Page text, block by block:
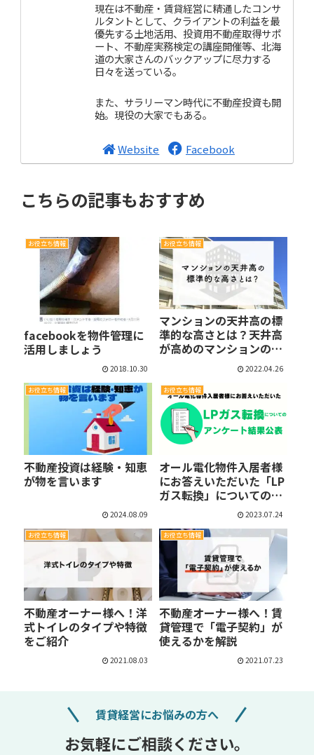
現在は不動産・賃貸経営に精通したコンサ
ルタントとして、クライアントの利益を最
優先する土地活用、投資用不動産取得サポ
ート、不動産実務検定の講座開催等、北海
道の大家さんのバックアップに尽力する
日々を送っている。
また、サラリーマン時代に不動産投資も開
始。現役の大家でもある。
Website Facebook
こちらの記事もおすすめ
お役立ち情報
facebookを物件管理に
活用しましょう
2018.10.30
お役立ち情報
マンションの天井高の標
準的な高さとは？天井高
が高めのマンションの
2022.04.26
お役立ち情報
不動産投資は経験・知恵
が物を言います
2024.08.09
お役立ち情報
オール電化物件入居者様
にお答えいただいた「LP
ガス転換」についての
2023.07.24
お役立ち情報
不動産オーナー様へ！洋
式トイレのタイプや特徴
をご紹介
2021.08.03
お役立ち情報
不動産オーナー様へ！賃
貸管理で「電子契約」が
使えるかを解説
2021.07.23
賃貸経営にお悩みの方へ
お気軽にご相談ください。